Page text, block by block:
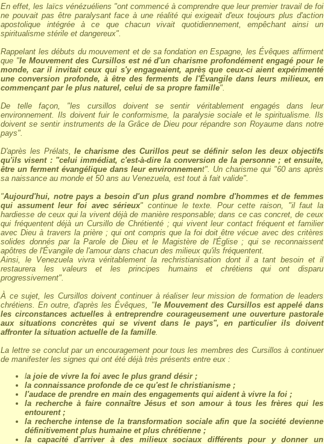
En effet, les laïcs vénézuéliens "ont commencé à comprendre que leur premier travail de foi
ne pouvait pas être paralysant face à une réalité qui exigeait d'eux toujours plus d'action
apostolique intégrée à ce que chacun vivait quotidiennement, empêchant ainsi un
spiritualisme stérile et dangereux".
Rappelant les débuts du mouvement et de sa fondation en Espagne, les Évêques affirment
que "le Mouvement des Cursillos est né d'un charisme profondément engagé pour le
monde, car il invitait ceux qui s'y engageaient, après que ceux-ci aient expérimenté
une conversion profonde, à être des ferments de l'Évangile dans leurs milieux, en
commençant par le plus naturel, celui de sa propre famille".
De telle façon, "les cursillos doivent se sentir véritablement engagés dans leur
environnement. Ils doivent fuir le conformisme, la paralysie sociale et le spiritualisme. Ils
doivent se sentir instruments de la Grâce de Dieu pour répandre son Royaume dans notre
pays".
D'après les Prélats,le charisme des Curillos peut se définir selon les deux objectifs
qu'ils visent : "celui immédiat, c'est-à-dire la conversion de la personne ; et ensuite,
être un ferment évangélique dans leur environnement". Un charisme qui "60 ans après
sa naissance au monde et 50 ans au Venezuela, est tout à fait valide".
"Aujourd'hui, notre pays a besoin d'un plus grand nombre d'hommes et de femmes
qui assument leur foi avec sérieux" continue le texte. Pour cette raison, "il faut la
hardiesse de ceux qui la vivent déjà de manière responsable; dans ce cas concret, de ceux
qui fréquentent déjà un Cursillo de Chrétienté ; qui vivent leur contact fréquent et familier
avec Dieu à travers la prière ; qui ont compris que la foi doit être vécue avec des critères
solides donnés par la Parole de Dieu et le Magistère de l'Église ; qui se reconnaissent
apôtres de l'Évangile de l'amour dans chacun des milieux qu'ils fréquentent.
Ainsi, le Venezuela vivra véritablement la rechristianisation dont il a tant besoin et il
restaurera les valeurs et les principes humains et chrétiens qui ont disparu
progressivement".
À ce sujet, les Cursillos doivent continuer à réaliser leur mission de formation de leaders
chrétiens. En outre, d'après les Évêques, "le Mouvement des Cursillos est appelé dans
les circonstances actuelles à entreprendre courageusement une ouverture pastorale
aux situations concrètes qui se vivent dans le pays", en particulier ils doivent
affronter la situation actuelle de la famille
La lettre se conclut par un encouragement pour tous les membres des Cursillos à continuer
de manifester les signes qui ont été déjà très présents entre eux :
la joie de vivre la foi avec le plus grand désir ;
la connaissance profonde de ce qu'est le christianisme ;
l'audace de prendre en main des engagements qui aident à vivre la foi ;
la recherche à faire connaître Jésus et son amour à tous les frères qui les
entourent ;
la recherche intense de la transformation sociale afin que la société devienne
définitivement plus humaine et plus chrétienne ;
la capacité d'arriver à des milieux sociaux différents pour y donner un